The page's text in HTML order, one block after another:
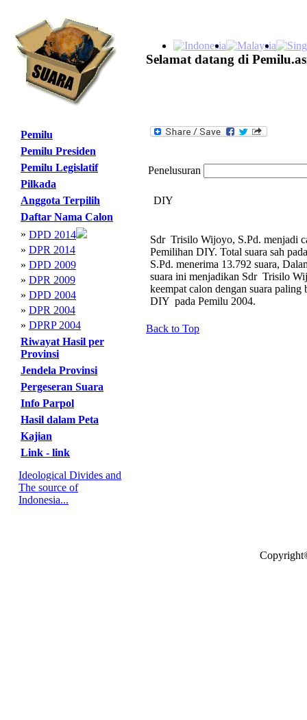
Selamat datang di
Pemilu
Pemilu Presiden
Pemilu Legislatif
Pilkada
Anggota Terpilih
Daftar Nama Calon
» DPD 2014
» DPR 2014
» DPD 2009
» DPR 2009
» DPD 2004
» DPR 2004
» DPRP 2004
Riwayat Hasil per
Provinsi
Jendela Provinsi
Pergeseran Suara
Info Parpol
Hasil dalam Peta
Kajian
Link - link
Ideological Divides and
The source of
Indonesia...
Penelusuran
DIY
Sdr Trisilo Wijoyo, S.Pd. menjadi
Pemilihan DIY. Total suara sah
S.Pd. menerima 13.792 suara,
suara ini menjadikan Sdr Trisilo
keempat calon dengan suara
DIY pada Pemilu 2004.
Back to Top